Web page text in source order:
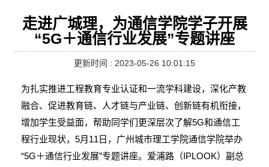
走进广城理，为通信学院学子开展
“5G＋通信行业发展”专题讲座
更新时间 : 2023-05-26 10:01:15
为扎实推进工程教育专业认证和一流学科建设，深化产教
融合、促进教育链、人才链与产业链、创新链有机衔接，
增加学生受益面，帮助同学们更深层次了解5G和通信工
程行业现状，5月11日，广州城市理工学院通信学院举办
“5G＋通信行业发展”专题讲座。爱浦路（IPLOOK）副总